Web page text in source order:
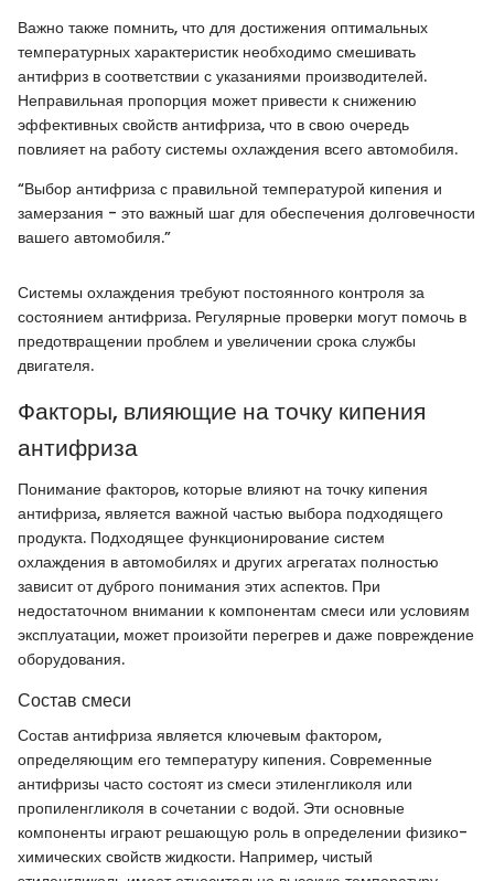
Важно также помнить, что для достижения оптимальных
температурных характеристик необходимо смешивать
антифриз в соответствии с указаниями производителей.
Неправильная пропорция может привести к снижению
эффективных свойств антифриза, что в свою очередь
повлияет на работу системы охлаждения всего автомобиля.
“Выбор антифриза с правильной температурой кипения и
замерзания - это важный шаг для обеспечения долговечности
вашего автомобиля.”
Системы охлаждения требуют постоянного контроля за
состоянием антифриза. Регулярные проверки могут помочь в
предотвращении проблем и увеличении срока службы
двигателя.
Факторы, влияющие на точку кипения
антифриза
Понимание факторов, которые влияют на точку кипения
антифриза, является важной частью выбора подходящего
продукта. Подходящее функционирование систем
охлаждения в автомобилях и других агрегатах полностью
зависит от дуброго понимания этих аспектов. При
недостаточном внимании к компонентам смеси или условиям
эксплуатации, может произойти перегрев и даже повреждение
оборудования.
Состав смеси
Состав антифриза является ключевым фактором,
определяющим его температуру кипения. Современные
антифризы часто состоят из смеси этиленгликоля или
пропиленгликоля в сочетании с водой. Эти основные
компоненты играют решающую роль в определении физико-
химических свойств жидкости. Например, чистый